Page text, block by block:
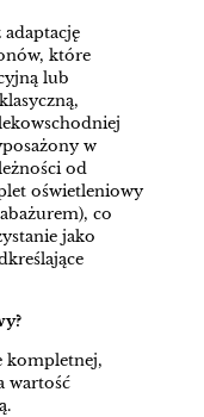
które
lub
w
od
oświetleniowy
co
jako
kompletnej,
wartość